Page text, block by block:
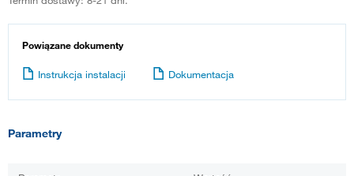
Powiązane dokumenty
Instrukcja instalacji Dokumentacja
Parametry